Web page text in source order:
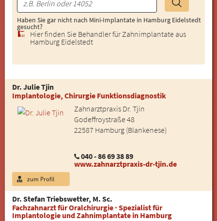
Haben Sie gar nicht nach Mini-Implantate in Hamburg Eidelstedt
gesucht?
Hier finden Sie Behandler für Zahnimplantate aus
Hamburg Eidelstedt
Dr. Julie Tjin
Implantologie, Chirurgie Funktionsdiagnostik
Zahnarztpraxis Dr. Tjin
Godeffroystraße 48
22587 Hamburg (Blankenese)
040 - 86 69 38 89
www.zahnarztpraxis-dr-tjin.de
zum Profil
Dr. Stefan Triebswetter, M. Sc.
Fachzahnarzt für Oralchirurgie · Spezialist für
Implantologie und Zahnimplantate in Hamburg